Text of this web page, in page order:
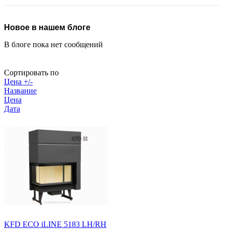
Новое в нашем блоге
В блоге пока нет сообщений
Сортировать по
Цена +/-
Название
Цена
Дата
KFD ECO iLINE 5183 LH/RH